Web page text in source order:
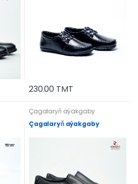
230.00 TMT
Çagalaryň aýakgaby
Çagalaryň aýakgaby